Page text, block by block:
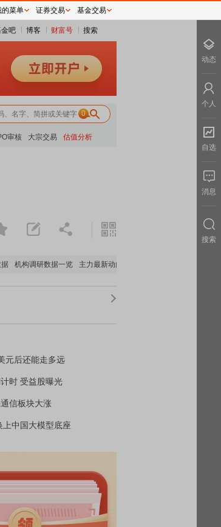
吧 博客 财富号 搜索
0
审核 大宗交易 估值分析
机构调研数据一览 主力最新动向
元后还能走多远
时 受益股曝光
信板块大涨
中国大模型底座
的菜单 证券交易 基金交易
动态
个人
自选
消息
搜索